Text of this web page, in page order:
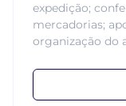
expedição;
mercadorias;
organização do